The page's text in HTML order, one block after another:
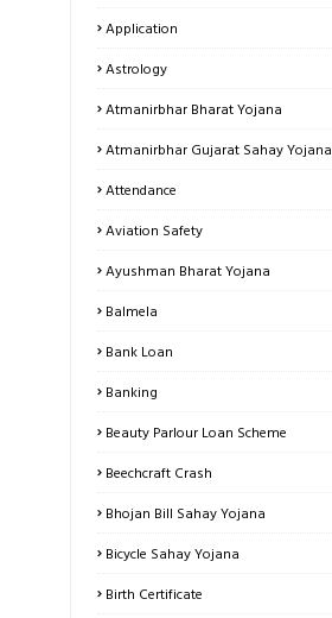
Application
Astrology
Atmanirbhar Bharat Yojana
Atmanirbhar Gujarat Sahay Yojana
Attendance
Aviation Safety
Ayushman Bharat Yojana
Balmela
Bank Loan
Banking
Beauty Parlour Loan Scheme
Beechcraft Crash
Bhojan Bill Sahay Yojana
Bicycle Sahay Yojana
Birth Certificate